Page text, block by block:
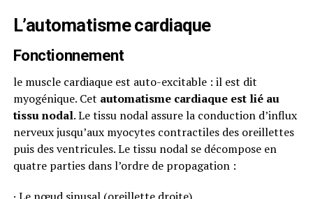
L’automatisme cardiaque
Fonctionnement
le muscle cardiaque est auto-excitable : il est dit
myogénique. Cet automatisme cardiaque est lié au
tissu nodal. Le tissu nodal assure la conduction d’influx
nerveux jusqu’aux myocytes contractiles des oreillettes
puis des ventricules. Le tissu nodal se décompose en
quatre parties dans l’ordre de propagation :